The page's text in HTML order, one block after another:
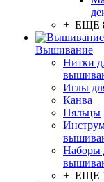
+ ЕЩЕ
Вышивание
Нитки
Иглы
Канва
Пяльцы
Наборы
+ ЕЩЕ